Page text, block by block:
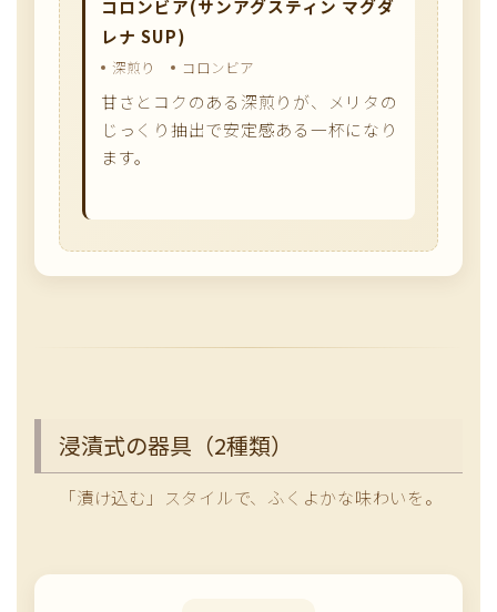
コロンビア(サンアグスティン マグダ
レナ SUP)
深煎り コロンビア
甘さとコクのある深煎りが、メリタの
じっくり抽出で安定感ある一杯になり
ます。
浸漬式の器具（2種類）
「漬け込む」スタイルで、ふくよかな味わいを。